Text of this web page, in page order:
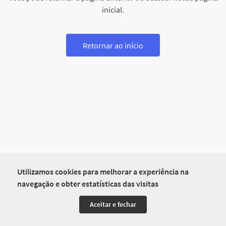
Utilizamos cookies para melhorar a experiência na
navegação e obter estatísticas das visitas
Aceitar e fechar
inicial.
Retornar ao início